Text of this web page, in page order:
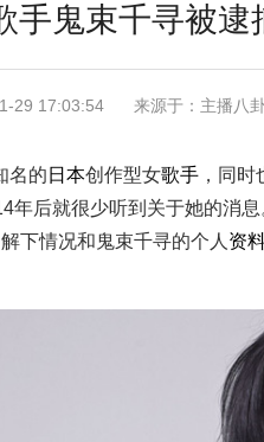
手鬼束千寻被
29 17:03:54 来源于：主播八
名的 日本创作型女歌手 ，同
年后就很少听到关于她的消
下情况和鬼束千寻的个人 资